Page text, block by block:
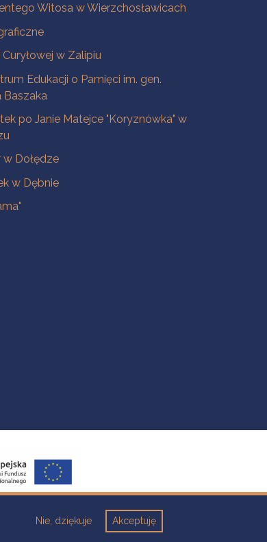
Witosa w Wierzchosławicach
w Zalipiu
Edukacji o Pamięci im. gen.
Baszaka
po Janie Matejce "Koryznówka" w
Dołędze
w Dębnie
Akceptuję
Nie, dziękuje